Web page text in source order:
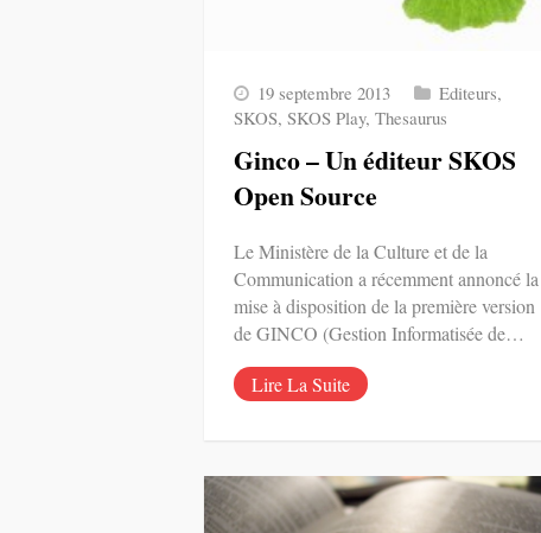
19 septembre 2013 Editeurs,
SKOS, SKOS Play, Thesaurus
Ginco – Un éditeur SKOS
Open Source
Le Ministère de la Culture et de la
Communication a récemment annoncé la
mise à disposition de la première version
de GINCO (Gestion Informatisée de…
Lire La Suite